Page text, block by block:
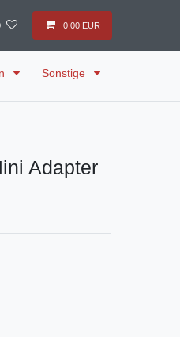
0,00 EUR
Sonstige
Adapter